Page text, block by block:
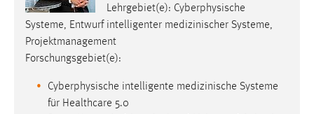
Lehrgebiet(e): Cyberphysische
Systeme, Entwurf intelligenter medizinischer Systeme,
Projektmanagement
Forschungsgebiet(e):
Cyberphysische intelligente medizinische Systeme
für Healthcare 5.0